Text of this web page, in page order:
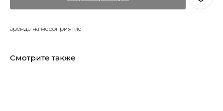
аренда на мероприятие
Смотрите также